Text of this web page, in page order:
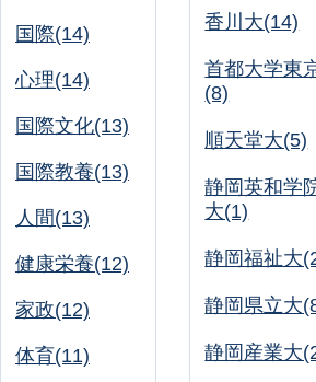
国際(14)
心理(14)
国際文化(13)
国際教養(13)
人間(13)
健康栄養(12)
家政(12)
体育(11)
香川大(14)
首都大学東
(8)
順天堂大(5)
静岡英和学
大(1)
静岡福祉大
静岡県立大
静岡産業大